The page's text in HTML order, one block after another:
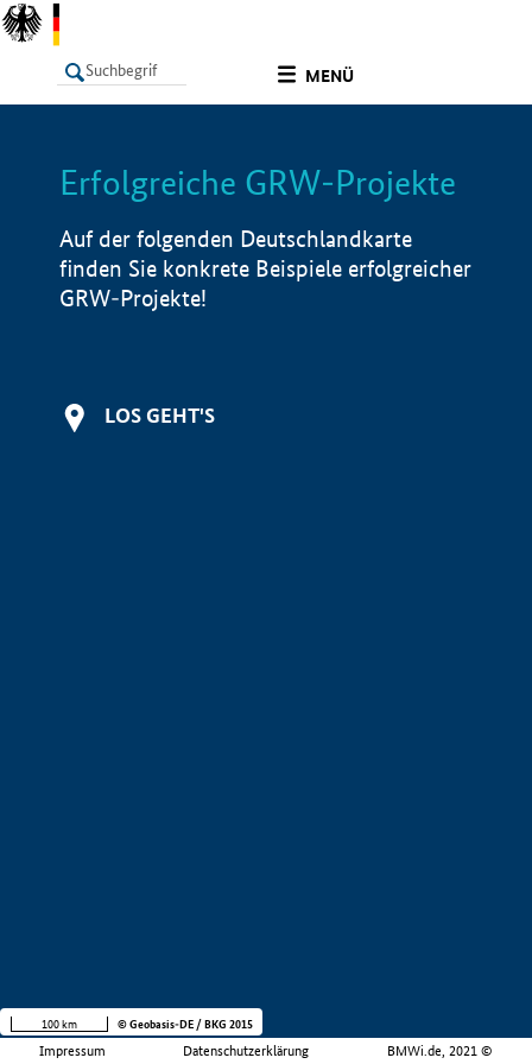
MENÜ
LISTE Info
Erfolgreiche GRW-Projekte
Auf der folgenden Deutschlandkarte
finden Sie konkrete Beispiele erfolgreicher
GRW-Projekte!
LOS GEHT'S
Impressum Datenschutzerklärung BMWi.de, 2021 ©
100 km © Geobasis-DE / BKG 2015